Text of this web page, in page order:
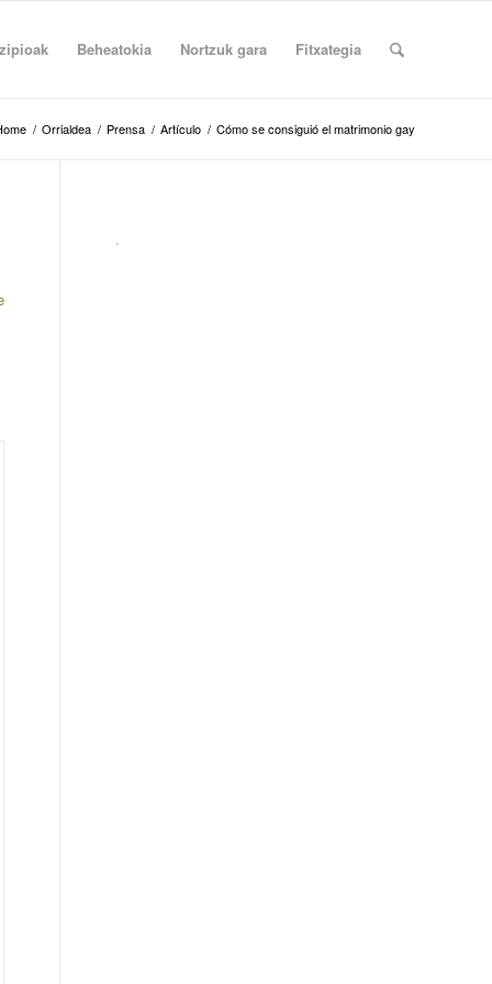
Beheatokia Nortzuk gara Fitxategia
/ Orrialdea / Prensa / Artículo / Cómo se consiguió el matrimonio gay
.